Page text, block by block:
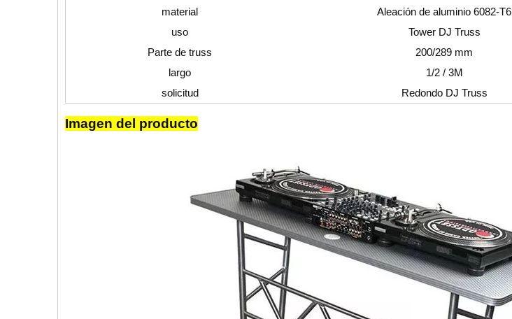
material
Aleación de aluminio 6082-T6
uso
Tower DJ Truss
Parte de truss
200/289 mm
largo
1/2 / 3M
solicitud
Redondo DJ Truss
Imagen del producto